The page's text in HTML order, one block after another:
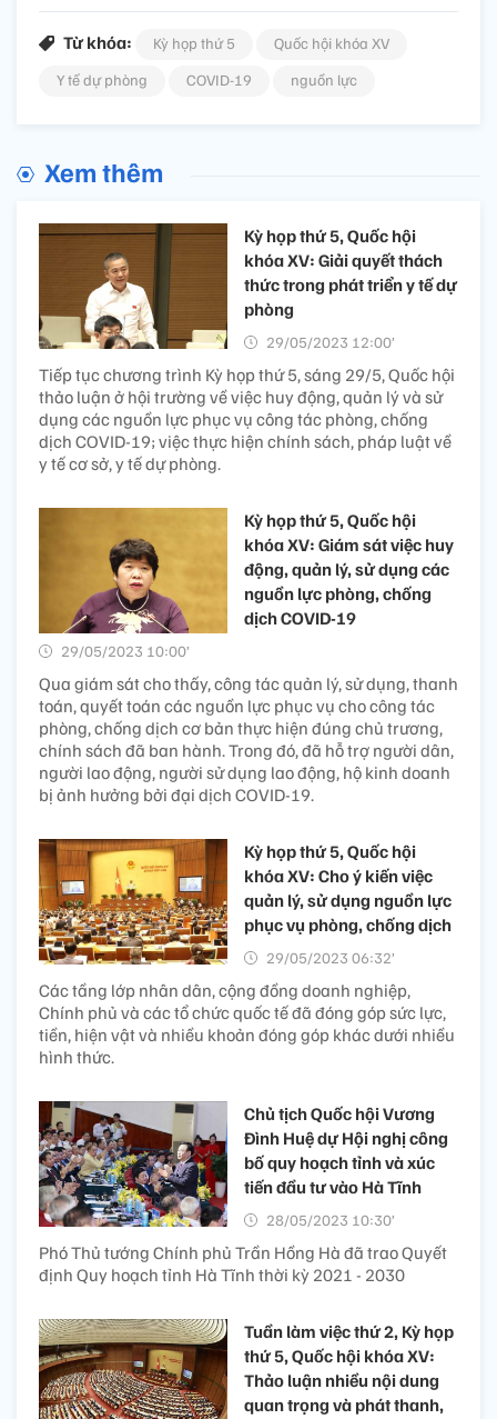
Từ khóa: Kỳ họp thứ 5
Quốc hội khóa XV
Y tế dự phòng
COVID-19 nguồn lực
Xem thêm
Kỳ họp thứ 5, Quốc hội
khóa XV: Giải quyết thách
thức trong phát triển y tế dự
phòng
29/05/2023 12:00’
Tiếp tục chương trình Kỳ họp thứ 5, sáng 29/5, Quốc hội
thảo luận ở hội trường về việc huy động, quản lý và sử
dụng các nguồn lực phục vụ công tác phòng, chống
dịch COVID-19; việc thực hiện chính sách, pháp luật về
y tế cơ sở, y tế dự phòng.
Kỳ họp thứ 5, Quốc hội
khóa XV: Giám sát việc huy
động, quản lý, sử dụng các
nguồn lực phòng, chống
dịch COVID-19
29/05/2023 10:00’
Qua giám sát cho thấy, công tác quản lý, sử dụng, thanh
toán, quyết toán các nguồn lực phục vụ cho công tác
phòng, chống dịch cơ bản thực hiện đúng chủ trương,
chính sách đã ban hành. Trong đó, đã hỗ trợ người dân,
người lao động, người sử dụng lao động, hộ kinh doanh
bị ảnh hưởng bởi đại dịch COVID-19.
Kỳ họp thứ 5, Quốc hội
khóa XV: Cho ý kiến việc
quản lý, sử dụng nguồn lực
phục vụ phòng, chống dịch
29/05/2023 06:32’
Các tầng lớp nhân dân, cộng đồng doanh nghiệp,
Chính phủ và các tổ chức quốc tế đã đóng góp sức lực,
tiền, hiện vật và nhiều khoản đóng góp khác dưới nhiều
hình thức.
Chủ tịch Quốc hội Vương
Đình Huệ dự Hội nghị công
bố quy hoạch tỉnh và xúc
tiến đầu tư vào Hà Tĩnh
28/05/2023 10:30’
Phó Thủ tướng Chính phủ Trần Hồng Hà đã trao Quyết
định Quy hoạch tỉnh Hà Tĩnh thời kỳ 2021 - 2030
Tuần làm việc thứ 2, Kỳ họp
thứ 5, Quốc hội khóa XV:
Thảo luận nhiều nội dung
quan trọng và phát thanh,